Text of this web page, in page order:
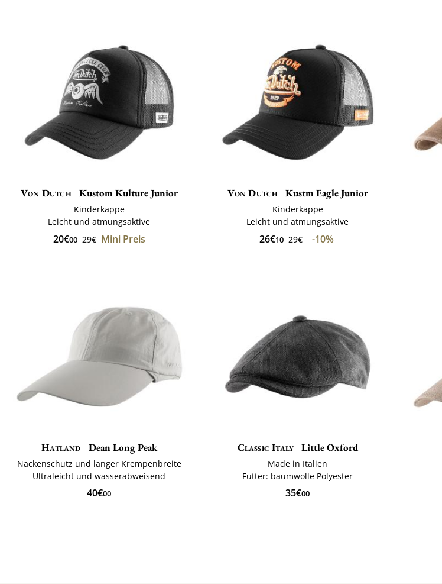
Von Dutch Kustom Kulture Junior
Kinderkappe
Leicht und atmungsaktive
20€00 29€ Mini Preis
Von Dutch Kustm Eagle Junior
Kinderkappe
Leicht und atmungsaktive
26€10 29€ -10%
Hatland Dean Long Peak
Nackenschutz und langer Krempenbreite
Ultraleicht und wasserabweisend
40€00
Classic Italy Little Oxford
Made in Italien
Futter: baumwolle Polyester
35€00